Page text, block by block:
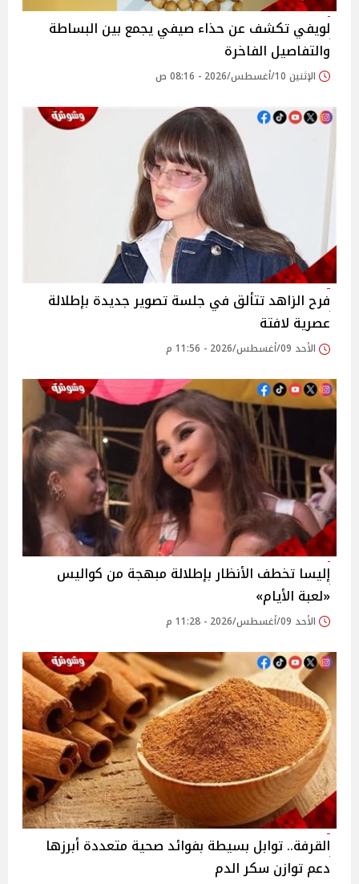
لويفي تكشف عن حذاء صيفي يجمع بين البساطة
والتفاصيل الفاخرة
الإثنين 10/أغسطس/2026 - 08:16 ص
فرح الزاهد تتألق في جلسة تصوير جديدة بإطلالة
عصرية لافتة
الأحد 09/أغسطس/2026 - 11:56 م
إليسا تخطف الأنظار بإطلالة مبهجة من كواليس
«لعبة الأيام»
الأحد 09/أغسطس/2026 - 11:28 م
القرفة.. توابل بسيطة بفوائد صحية متعددة أبرزها
دعم توازن سكر الدم